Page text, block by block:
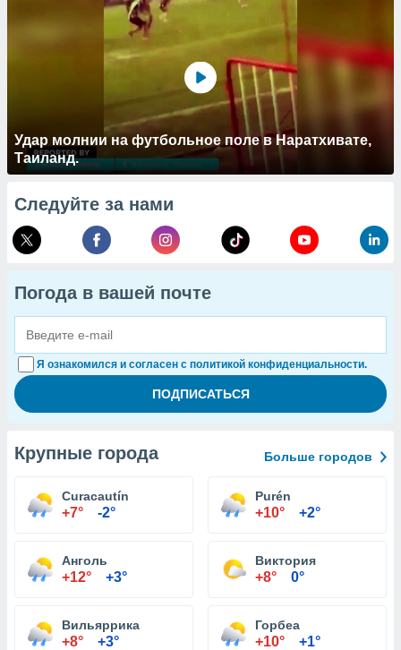
Удар молнии на футбольное поле в Наратхивате,
Таиланд.
Следуйте за нами
Погода в вашей почте
Я ознакомился и согласен с политикой конфиденциальности.
Крупные города Больше городов
Curacautín
+7° -2°
Purén
+10° +2°
Анголь
+12° +3°
Виктория
+8° 0°
Вильяррика
+8° +3°
Горбеа
+10° +1°